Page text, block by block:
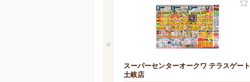
スーパーセンターオークワ テラスゲート
土岐店